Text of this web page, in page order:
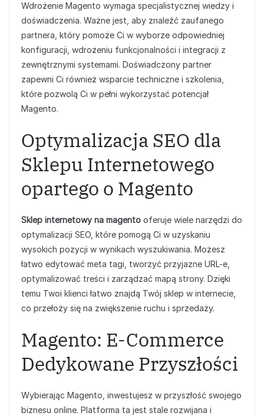
Wdrożenie Magento wymaga specjalistycznej wiedzy i
doświadczenia. Ważne jest, aby znaleźć zaufanego
partnera, który pomoże Ci w wyborze odpowiedniej
konfiguracji, wdrożeniu funkcjonalności i integracji z
zewnętrznymi systemami. Doświadczony partner
zapewni Ci również wsparcie techniczne i szkolenia,
które pozwolą Ci w pełni wykorzystać potencjał
Magento.
Optymalizacja SEO dla
Sklepu Internetowego
opartego o Magento
Sklep internetowy na magento oferuje wiele narzędzi do
optymalizacji SEO, które pomogą Ci w uzyskaniu
wysokich pozycji w wynikach wyszukiwania. Możesz
łatwo edytować meta tagi, tworzyć przyjazne URL-e,
optymalizować treści i zarządzać mapą strony. Dzięki
temu Twoi klienci łatwo znajdą Twój sklep w internecie,
co przełoży się na zwiększenie ruchu i sprzedaży.
Magento: E-Commerce
Dedykowane Przyszłości
Wybierając Magento, inwestujesz w przyszłość swojego
biznesu online. Platforma ta jest stale rozwijana i